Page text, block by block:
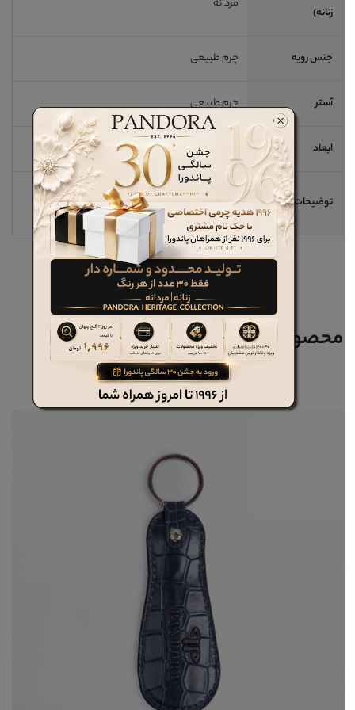
زنانه)
مردانه
جنس رویه چرم طبیعی
آستر چرم طبیعی
ابعاد 10*5*3 cm
توضیحات مهم
جاسوئیچی تمام چرم مخصوص ریموت استارت
اتوموبیل
محصولات مرتبط